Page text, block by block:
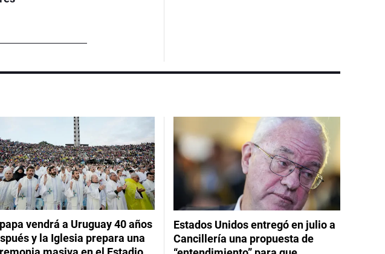
vendrá a Uruguay 40 años
y la Iglesia prepara una
Estados Unidos entregó en julio a
Cancillería una propuesta de